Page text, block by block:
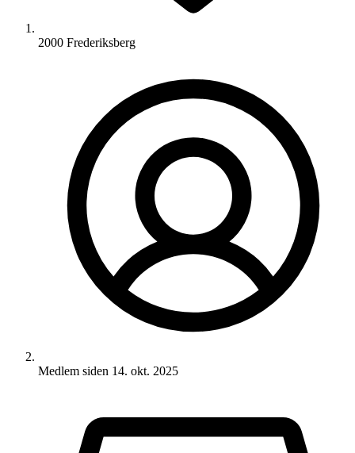
2000 Frederiksberg
Medlem siden 14. okt. 2025